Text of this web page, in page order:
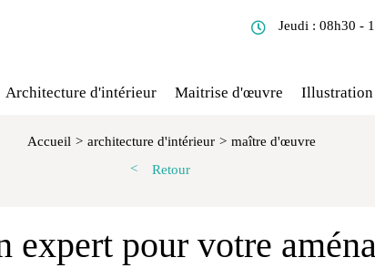
Jeudi : 08h30 -
Architecture d'intérieur Maitrise d'œuvre Illustration
Accueil architecture d'intérieur
maître d'œuvre
Retour
pour votre